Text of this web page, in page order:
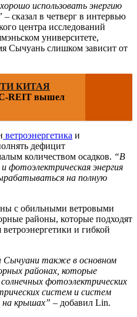
использовать энергию
– сказал в четверг в интервью
центра исследований
университете,
Сычуань слишком зависит от
КИТАЯ
REIT вышел
ветроэнергетика и
дефицит
количеством осадков. “В
фотоэлектрическая энергия
на полную
с обильными ветровыми
районы, которые подходят
ветроэнергетики и гибкой
Сычуани также в основном
районах, которые
фотоэлектрических
систем и систем
на крышах” – добавил Lin.